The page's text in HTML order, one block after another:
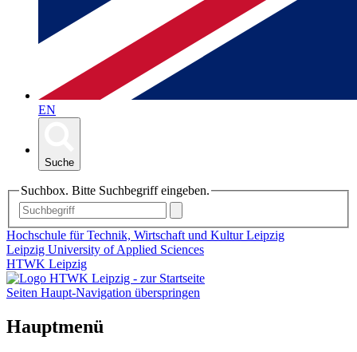
EN
Suche
Suchbox. Bitte Suchbegriff eingeben.
Hochschule für Technik, Wirtschaft und Kultur Leipzig
Leipzig University of Applied Sciences
HTWK Leipzig
Seiten Haupt-Navigation überspringen
Hauptmenü